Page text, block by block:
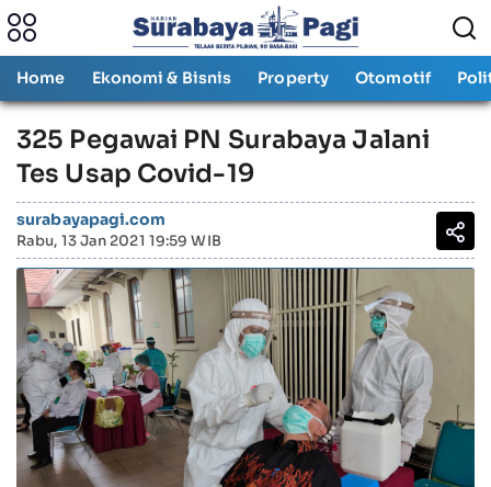
Home Ekonomi & Bisnis Property Otomotif
325 Pegawai PN Surabaya Jalani
Tes Usap Covid-19
surabayapagi.com
Rabu, 13 Jan 2021 19:59 WIB